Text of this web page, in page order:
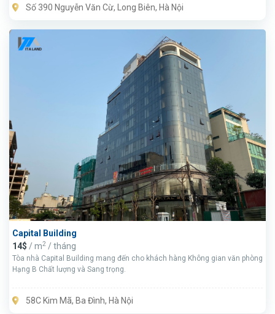
Số 390 Nguyễn Văn Cừ, Long Biên, Hà Nội
Capital Building
14$ / m2 / tháng
Tòa nhà Capital Building mang đến cho khách hàng Không gian văn phòng
Hạng B Chất lượng và Sang trọng.
58C Kim Mã, Ba Đình, Hà Nội